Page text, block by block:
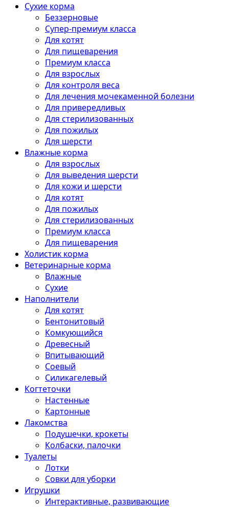
Сухие корма
Беззерновые
Супер-премиум класса
Для котят
Для пищеварения
Премиум класса
Для взрослых
Для контроля веса
Для лечения мочекаменной болезни
Для привередливых
Для стерилизованных
Для пожилых
Для шерсти
Влажные корма
Для взрослых
Для выведения шерсти
Для кожи и шерсти
Для котят
Для пожилых
Для стерилизованных
Премиум класса
Для пищеварения
Холистик корма
Ветеринарные корма
Влажные
Сухие
Наполнители
Для котят
Бентонитовый
Комкующийся
Древесный
Впитывающий
Соевый
Силикагелевый
Когтеточки
Настенные
Картонные
Лакомства
Подушечки, крокеты
Колбаски, палочки
Туалеты
Лотки
Совки для уборки
Игрушки
Интерактивные, развивающие